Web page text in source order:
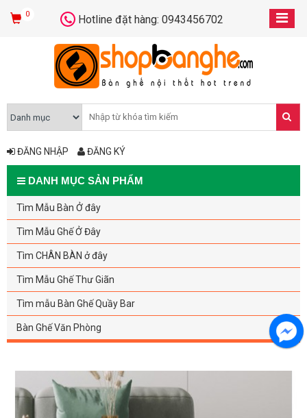
0 Hotline đặt hàng: 0943456702
ĐĂNG NHẬP ĐĂNG KÝ
DANH MỤC SẢN PHẨM
Tìm Mẫu Bàn Ở đây
Tìm Mẫu Ghế Ở Đây
Tìm CHÂN BÀN ở đây
Tìm Mẫu Ghế Thư Giãn
Tìm mẫu Bàn Ghế Quầy Bar
Bàn Ghế Văn Phòng